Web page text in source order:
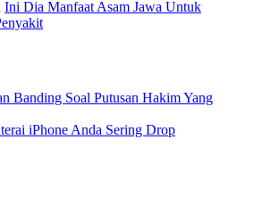
Ini Dia Manfaat Asam Jawa Untuk
Banding Soal Putusan Hakim Yang
iPhone Anda Sering Drop